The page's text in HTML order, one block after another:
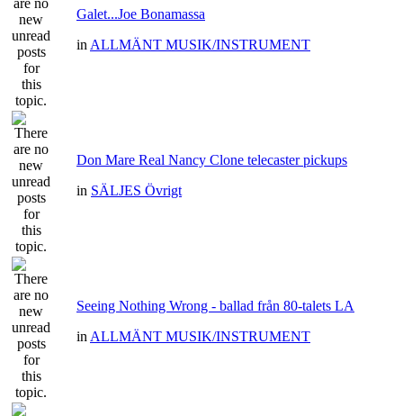
Galet...Joe Bonamassa
in ALLMÄNT MUSIK/INSTRUMENT
Don Mare Real Nancy Clone telecaster pickups
in SÄLJES Övrigt
Seeing Nothing Wrong - ballad från 80-talets LA
in ALLMÄNT MUSIK/INSTRUMENT